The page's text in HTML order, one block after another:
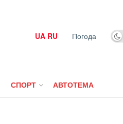
UA RU Погода
СПОРТ АВТОТЕМА